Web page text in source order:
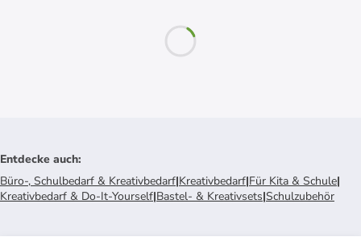
Entdecke auch:
Büro-, Schulbedarf & Kreativbedarf|Kreativbedarf|Für Kita & Schule|
Kreativbedarf & Do-It-Yourself|Bastel- & Kreativsets|Schulzubehör